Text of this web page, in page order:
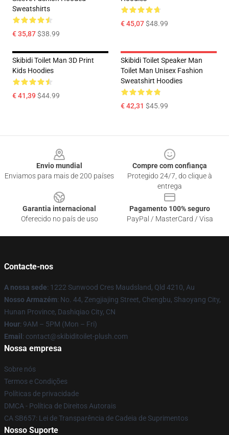
Sweatshirts
€ 35,87$38.99
€ 45,07$48.99
Skibidi Toilet Man 3D Print
Kids Hoodies
€ 41,39$44.99
Skibidi Toilet Speaker Man
Toilet Man Unisex Fashion
Sweatshirt Hoodies
€ 42,31 $45.99
Envio mundial
Enviamos para mais de 200 países
Compre com confiança
Protegido 24/7, do clique à
entrega
Garantia internacional
Oferecido no país de uso
Pagamento 100% seguro
PayPal / MasterCard / Visa
Contacte-nos
A nossa sede: 1222 Sunwood Cres Maudsland, Qld 4210, Au
Nosso Armazém: No. 44, Zengjiajing Street, Chengbu, Shaoyang City,
Hunan Province, Dashiqiao City, CN
Hour: 9AM – 5PM (Mon – Fri)
Email : contact@skibiditoilet-plush.com
Nossa empresa
Sobre nós
Termos e Condições
Políticas de privacidade
DMCA - Política de Direitos Autorais
CA SB657: Lei de Transparência de Cadeia de Suprimentos
Nosso Suporte